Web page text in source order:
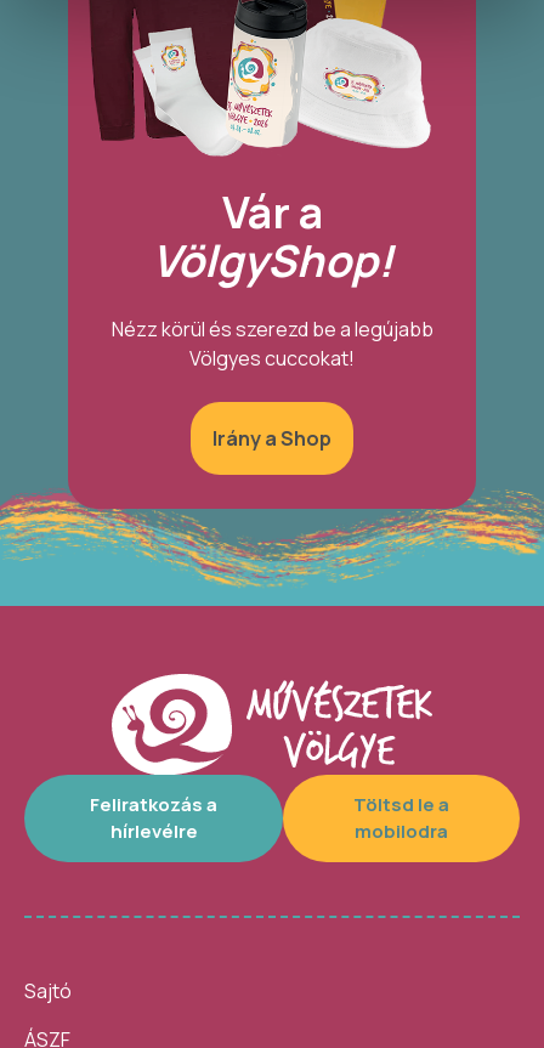
Vár a
VölgyShop!
Nézz körül és szerezd be a legújabb
Völgyes cuccokat!
Irány a Shop
Feliratkozás a
hírlevélre
Töltsd le a
mobilodra
Sajtó
ÁSZF